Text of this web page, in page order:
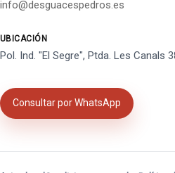
info@desguacespedros.es
UBICACIÓN
Pol. Ind. "El Segre", Ptda. Les Canals
Consultar por WhatsApp